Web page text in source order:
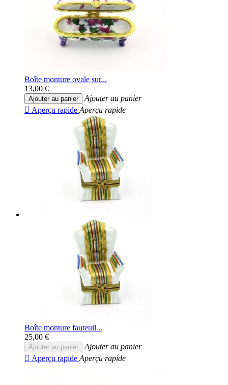
Boîte monture ovale sur...
13,00 €
Ajouter au panier
Ajouter au panier
 Aperçu rapide Aperçu rapide
Boîte monture fauteuil...
25,00 €
Ajouter au panier
Ajouter au panier
 Aperçu rapide Aperçu rapide